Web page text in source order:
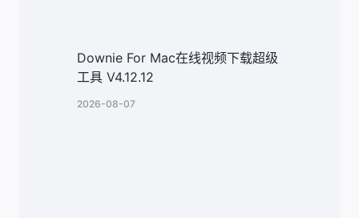
Downie For Mac在线视频下载超级
工具 V4.12.12
2026-08-07